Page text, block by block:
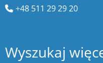
+48 511 29 29 20
Wyszukaj